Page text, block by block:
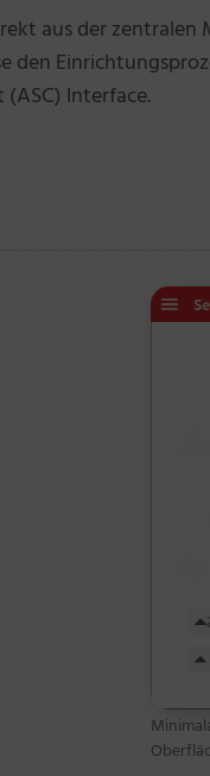
aus der
Interface.